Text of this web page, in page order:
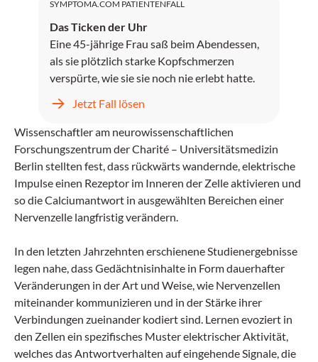
SYMPTOMA.COM PATIENTENFALL
Das Ticken der Uhr
Eine 45-jährige Frau saß beim Abendessen,
als sie plötzlich starke Kopfschmerzen
verspürte, wie sie sie noch nie erlebt hatte.
Jetzt Fall lösen
Wissenschaftler am neurowissenschaftlichen
Forschungszentrum der Charité – Universitätsmedizin
Berlin stellten fest, dass rückwärts wandernde, elektrische
Impulse einen Rezeptor im Inneren der Zelle aktivieren und
so die Calciumantwort in ausgewählten Bereichen einer
Nervenzelle langfristig verändern.
In den letzten Jahrzehnten erschienene Studienergebnisse
legen nahe, dass Gedächtnisinhalte in Form dauerhafter
Veränderungen in der Art und Weise, wie Nervenzellen
miteinander kommunizieren und in der Stärke ihrer
Verbindungen zueinander kodiert sind. Lernen evoziert in
den Zellen ein spezifisches Muster elektrischer Aktivität,
welches das Antwortverhalten auf eingehende Signale, die